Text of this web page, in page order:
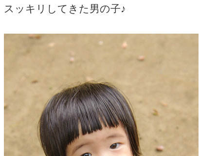
スッキリしてきた男の子♪